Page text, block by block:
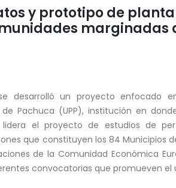
y prototipo de
marginadas
desarrolló un proyecto enfocado
de Pachuca (UPP), institución en
lidera el proyecto de estudios de
que constituyen los 84 Municipios
de la Comunidad Económica
convocatorias que promueven el